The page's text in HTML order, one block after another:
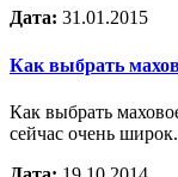
Дата: 31.01.2015
Как выбрать
Как выбрать
сейчас очень